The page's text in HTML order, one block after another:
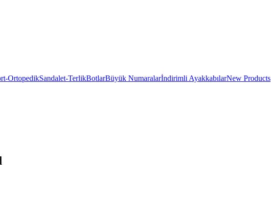
OrtopedikSandalet-TerlikBotlarBüyük Numaralarİndirimli AyakkabılarNew Products